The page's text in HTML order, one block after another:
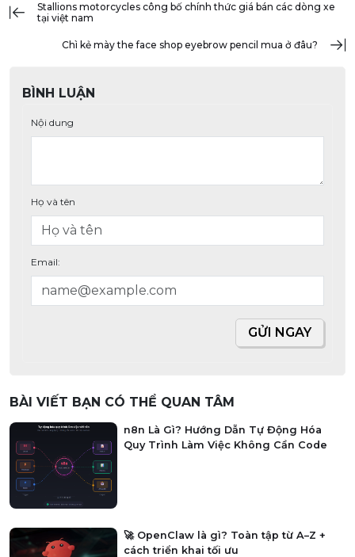
stallions motorcycles công bố chính thức giá bán các dòng xe
tại việt nam
chì kẻ mày the face shop eyebrow pencil mua ở đâu?
BÌNH LUẬN
Nội dung
Họ và tên
Email:
GỬI NGAY
BÀI VIẾT BẠN CÓ THỂ QUAN TÂM
n8n Là Gì? Hướng Dẫn Tự Động Hóa
Quy Trình Làm Việc Không Cần Code
🚀 OpenClaw là gì? Toàn tập từ A–Z +
cách triển khai tối ưu